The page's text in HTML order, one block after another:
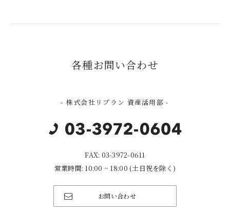
各種お問い合わせ
- 株式会社リブラン 資産活用部 -
FAX: 03-3972-0611
営業時間: 10:00 ~ 18:00 (土日祝を除く)
お問い合わせ